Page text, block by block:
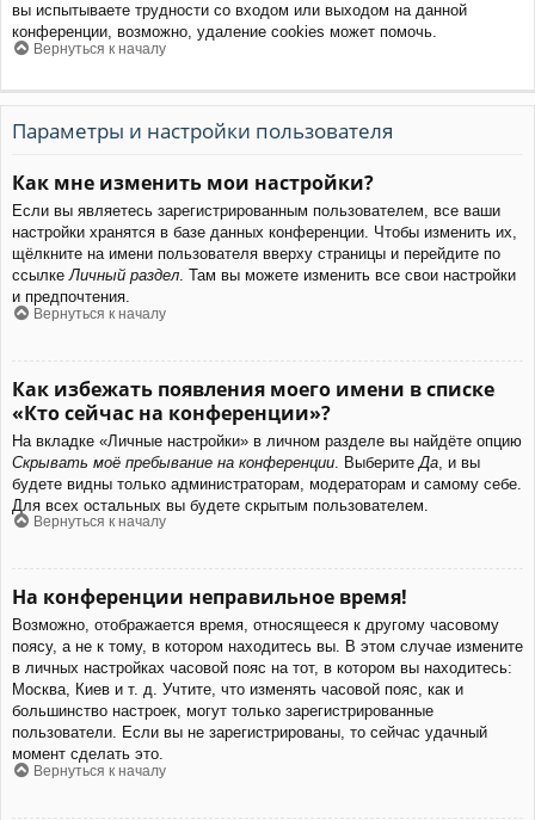
вы испытываете трудности со входом или выходом на данной
конференции, возможно, удаление cookies может помочь.
Вернуться к началу
Параметры и настройки пользователя
Как мне изменить мои настройки?
Если вы являетесь зарегистрированным пользователем, все ваши
настройки хранятся в базе данных конференции. Чтобы изменить их,
щёлкните на имени пользователя вверху страницы и перейдите по
ссылкеЛичный раздел. Там вы можете изменить все свои настройки
и предпочтения.
Вернуться к началу
Как избежать появления моего имени в списке
«Кто сейчас на конференции»?
На вкладке «Личные настройки» в личном разделе вы найдёте опцию
Скрывать моё пребывание на конференции . Выберите Да , и вы
будете видны только администраторам, модераторам и самому себе.
Для всех остальных вы будете скрытым пользователем.
Вернуться к началу
На конференции неправильное время!
Возможно, отображается время, относящееся к другому часовому
поясу, а не к тому, в котором находитесь вы. В этом случае измените
в личных настройках часовой пояс на тот, в котором вы находитесь:
Москва, Киев и т. д. Учтите, что изменять часовой пояс, как и
большинство настроек, могут только зарегистрированные
пользователи. Если вы не зарегистрированы, то сейчас удачный
момент сделать это.
Вернуться к началу